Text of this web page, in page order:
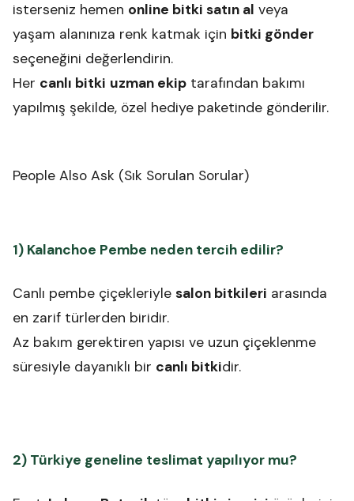
isterseniz hemen online bitki satın al veya
yaşam alanınıza renk katmak için bitki gönder
seçeneğini değerlendirin.
Her canlı bitki uzman ekip tarafından bakımı
yapılmış şekilde, özel hediye paketinde gönderilir.
People Also Ask (Sık Sorulan Sorular)
1) Kalanchoe Pembe neden tercih edilir?
Canlı pembe çiçekleriyle salon bitkileri arasında
en zarif türlerden biridir.
Az bakım gerektiren yapısı ve uzun çiçeklenme
süresiyle dayanıklı bir canlı bitkidir.
2) Türkiye geneline teslimat yapılıyor mu?